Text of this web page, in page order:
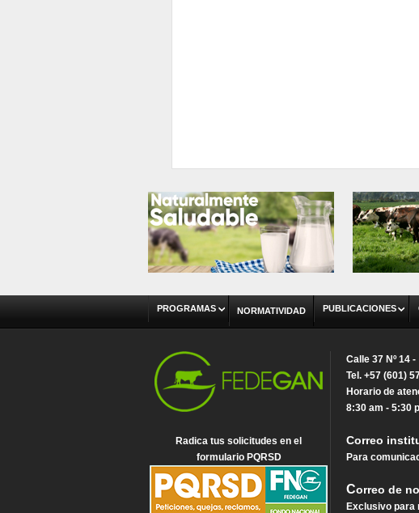
PROGRAMAS NORMATIVIDAD PUBLICACIONES
Radica tus solicitudes en el
formulario PQRSD
Calle 37 Nº 14
Tel. +57 (601)
Horario de
8:30 am - 5:30
Correo
Para
Correo de
Exclusivo para